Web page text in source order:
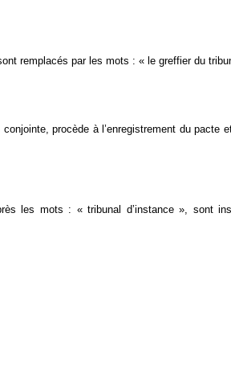
remplacés par les mots : « le greffier du
procède à l’enregistrement du pacte
les mots : « tribunal d’instance », sont